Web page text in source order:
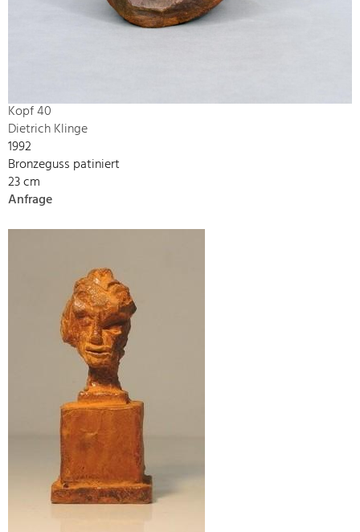
Kopf 40
Dietrich Klinge
1992
Bronzeguss patiniert
23 cm
Anfrage